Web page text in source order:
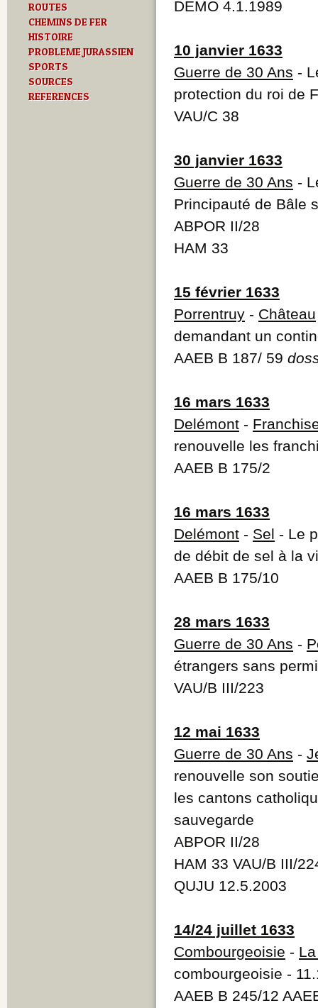
ROUTES
CHEMINS DE FER
HISTOIRE
PROBLEME JURASSIEN
SPORTS
SOURCES
REFERENCES
DEMO 4.1.1989
10 janvier 1633
Guerre de 30 Ans -
protection du roi de
VAU/C 38
30 janvier 1633
Guerre de 30 Ans -
Principauté de Bâle
ABPOR II/28
HAM 33
15 février 1633
Porrentruy - Château
demandant un
AAEB B 187/ 59
16 mars 1633
Delémont -
renouvelle les
AAEB B 175/2
16 mars 1633
Delémont - Sel - Le
de débit de sel à la
AAEB B 175/10
28 mars 1633
Guerre de 30 Ans -
étrangers sans
VAU/B III/223
12 mai 1633
Guerre de 30 Ans -
renouvelle son
les cantons
sauvegarde
ABPOR II/28
HAM 33 VAU/B III/
QUJU 12.5.2003
14/24 juillet 1633
Combourgeoisie -
combourgeoisie -
AAEB B 245/12